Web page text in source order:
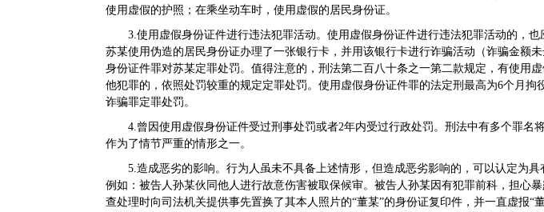
使用虚假的护照；在乘坐动车时，使用虚假的居民身份证。
3.使用虚假身份证件进行违法犯罪活动。使用虚假身份证件进行违法犯罪活动的，
苏某使用伪造的居民身份证办理了一张银行卡，并用该银行卡进行诈骗活动（诈骗金额
身份证件罪对苏某定罪处罚。值得注意的，刑法第二百八十条之一第二款规定，有使用
他犯罪的，依照处罚较重的规定定罪处罚。使用虚假身份证件罪的法定刑最高为6个月拘
诈骗罪定罪处罚。
4.曾因使用虚假身份证件受过刑事处罚或者2年内受过行政处罚。刑法中有多个罪名
作为了情节严重的情形之一。
5.造成恶劣的影响。行为人虽未不具备上述情形，但造成恶劣影响的，可以认定为具
例如：被告人孙某伙同他人进行故意伤害被取保候审。被告人孙某因有犯罪前科，担心
查处理时向司法机关提供事先置换了其本人照片的“董某”的身份证复印件，并一直虚报“